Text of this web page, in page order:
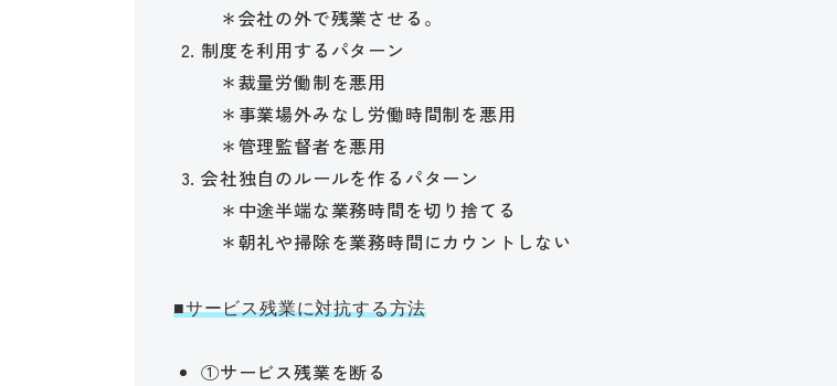
＊会社の外で残業させる。
制度を利用するパターン
＊裁量労働制を悪用
＊事業場外みなし労働時間制を悪用
＊管理監督者を悪用
会社独自のルールを作るパターン
＊中途半端な業務時間を切り捨てる
＊朝礼や掃除を業務時間にカウントしない
■サービス残業に対抗する方法
①サービス残業を断る